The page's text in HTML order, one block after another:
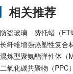
相关推荐
防盗玻璃 费托蜡（FT
长纤维增强热塑性复合
混炼型聚氨酯弹性体（
二氧化碳共聚物（PPC）